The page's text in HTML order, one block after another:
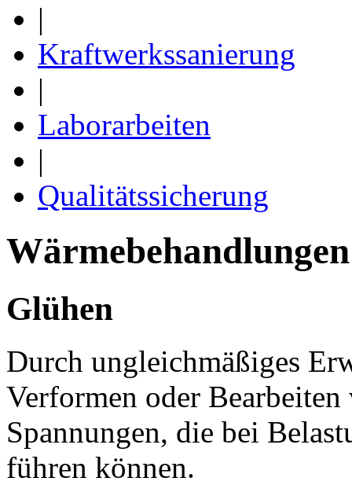
|
Kraftwerkssanierung
|
Laborarbeiten
|
Qualitätssicherung
Glühen
Durch ungleichmäßiges
Verformen oder
Spannungen, die bei
führen können.